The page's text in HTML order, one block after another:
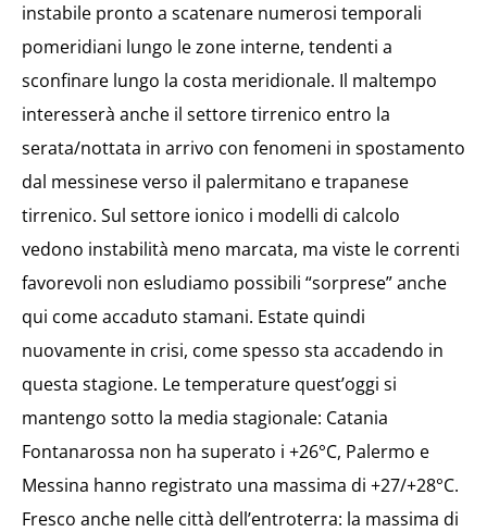
instabile pronto a scatenare numerosi temporali
pomeridiani lungo le zone interne, tendenti a
sconfinare lungo la costa meridionale. Il maltempo
interesserà anche il settore tirrenico entro la
serata/nottata in arrivo con fenomeni in spostamento
dal messinese verso il palermitano e trapanese
tirrenico. Sul settore ionico i modelli di calcolo
vedono instabilità meno marcata, ma viste le correnti
favorevoli non esludiamo possibili “sorprese” anche
qui come accaduto stamani. Estate quindi
nuovamente in crisi, come spesso sta accadendo in
questa stagione. Le temperature quest’oggi si
mantengo sotto la media stagionale: Catania
Fontanarossa non ha superato i +26°C, Palermo e
Messina hanno registrato una massima di +27/+28°C.
Fresco anche nelle città dell’entroterra: la massima di